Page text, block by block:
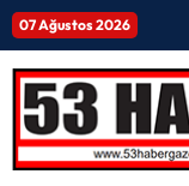
07 Ağustos 2026